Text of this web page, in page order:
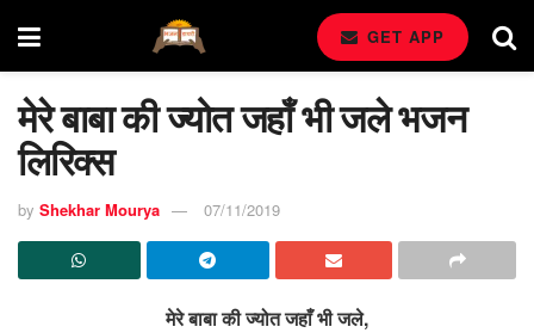
GET APP
मेरे बाबा की ज्योत जहाँ भी जले भजन
लिरिक्स
by Shekhar Mourya 07/11/2019
मेरे बाबा की ज्योत जहाँ भी जले,